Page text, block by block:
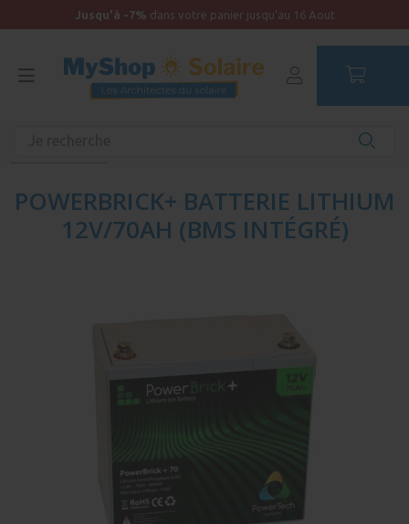
Jusqu'à -7% dans votre panier jusqu'au 16 Aout
POWERBRICK+ BATTERIE LITHIUM
12V/70AH (BMS INTÉGRÉ)